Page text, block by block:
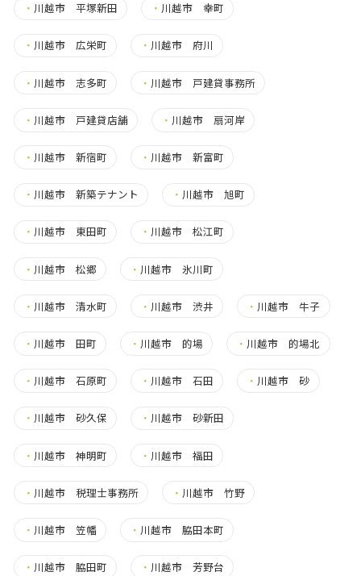
・ 川越市 平塚新田 ・ 川越市 幸町
・ 川越市 広栄町 ・ 川越市 府川
・ 川越市 志多町 ・ 川越市 戸建貸事務所
・ 川越市 戸建貸店舗 ・ 川越市 扇河岸
・ 川越市 新宿町 ・ 川越市 新富町
・ 川越市 新築テナント ・ 川越市 旭町
・ 川越市 東田町 ・ 川越市 松江町
・ 川越市 松郷 ・ 川越市 氷川町
・ 川越市 清水町 ・ 川越市 渋井 ・ 川越市 牛子
・ 川越市 田町 ・ 川越市 的場 ・ 川越市 的場北
・ 川越市 石原町 ・ 川越市 石田 ・ 川越市 砂
・ 川越市 砂久保 ・ 川越市 砂新田
・ 川越市 神明町 ・ 川越市 福田
・ 川越市 税理士事務所 ・ 川越市 竹野
・ 川越市 笠幡 ・ 川越市 脇田本町
・ 川越市 脇田町 ・ 川越市 芳野台